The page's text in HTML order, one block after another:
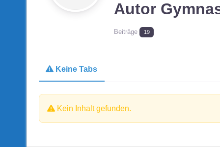
Autor
Beiträge 19
Keine Tabs
Kein Inhalt gefunden.